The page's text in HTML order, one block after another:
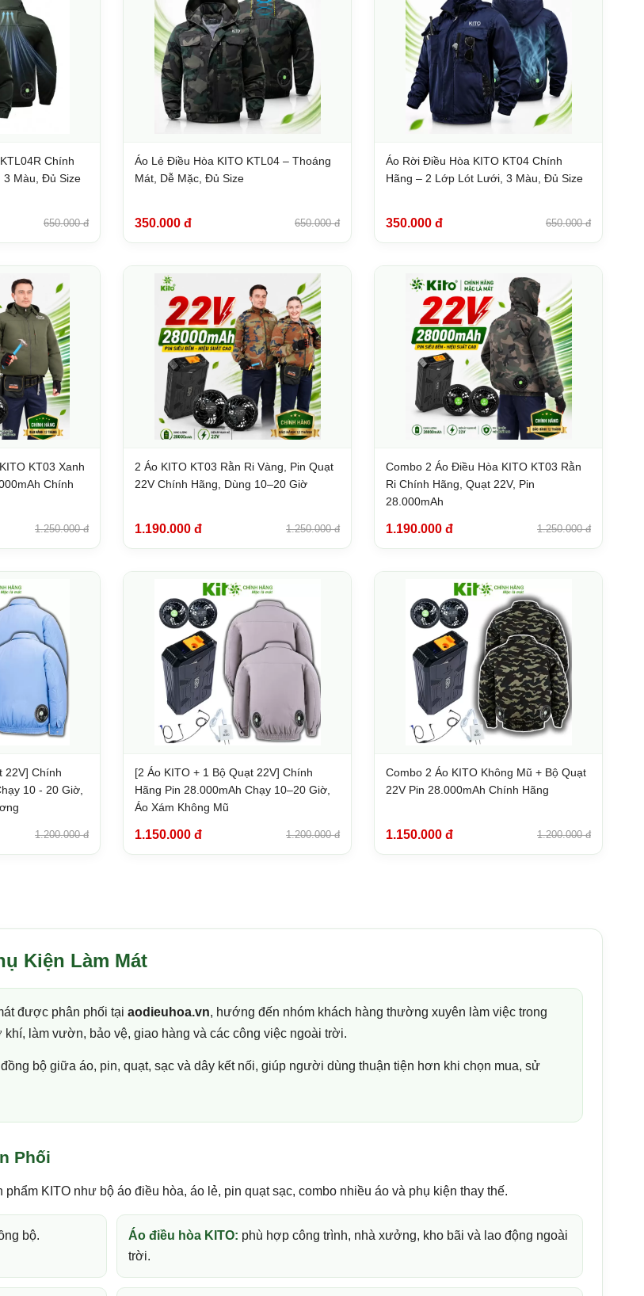
Chính
3 Màu, Đủ Size
650.000 đ
Áo Lẻ Điều Hòa KITO KTL04 – Thoáng
Mát, Dễ Mặc, Đủ Size
350.000 đ 650.000 đ
Áo Rời Điều Hòa KITO KT04 Chính
Hãng – 2 Lớp Lót Lưới, 3 Màu, Đủ Size
350.000 đ 650.000 đ
KT03 Xanh
Chính
1.250.000 đ
2 Áo KITO KT03 Rằn Ri Vàng, Pin Quạt
22V Chính Hãng, Dùng 10–20 Giờ
1.190.000 đ 1.250.000 đ
Combo 2 Áo Điều Hòa KITO KT03 Rằn
Ri Chính Hãng, Quạt 22V, Pin
28.000mAh
1.190.000 đ 1.250.000 đ
22V] Chính
10 - 20 Giờ,
1.200.000 đ
[2 Áo KITO + 1 Bộ Quạt 22V] Chính
Hãng Pin 28.000mAh Chạy 10–20 Giờ,
Áo Xám Không Mũ
1.150.000 đ 1.200.000 đ
Combo 2 Áo KITO Không Mũ + Bộ Quạt
22V Pin 28.000mAh Chính Hãng
1.150.000 đ 1.200.000 đ
Kiện Làm Mát
được phân phối tại aodieuhoa.vn, hướng đến nhóm khách hàng thường xuyên làm việc trong
làm vườn, bảo vệ, giao hàng và các công việc ngoài trời.
bộ giữa áo, pin, quạt, sạc và dây kết nối, giúp người dùng thuận tiện hơn khi chọn mua, sử
Phối
KITO như bộ áo điều hòa, áo lẻ, pin quạt sạc, combo nhiều áo và phụ kiện thay thế.
bộ. Áo điều hòa KITO: phù hợp công trình, nhà xưởng, kho bãi và lao động ngoài
trời.